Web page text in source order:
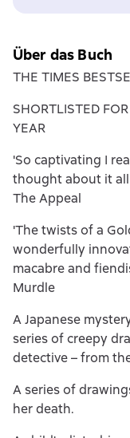
Über das Buch
THE TIMES
SHORTLISTED
YEAR
'So captivating I
thought about it
The Appeal
'The twists of a
wonderfully
macabre and
Murdle
A Japanese
series of creepy
detective – from
A series of
her death.